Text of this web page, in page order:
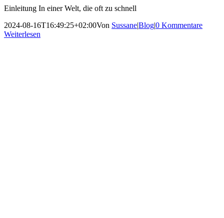
Einleitung In einer Welt, die oft zu schnell
2024-08-16T16:49:25+02:00Von Sussane|Blog|0 Kommentare
Weiterlesen